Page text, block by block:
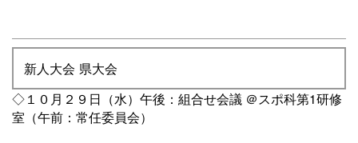
新人大会 県大会
◇１０月２９日（水）午後：組合せ会議 ＠スポ科第1研修
室（午前：常任委員会）